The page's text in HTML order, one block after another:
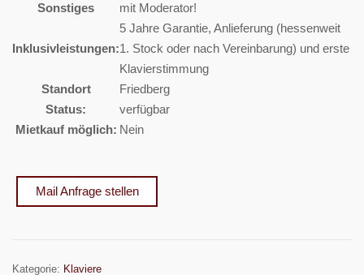
Sonstiges
mit Moderator!
Inklusivleistungen:
5 Jahre Garantie, Anlieferung (hessenweit
1. Stock oder nach Vereinbarung) und erste
Klavierstimmung
Standort
Friedberg
Status:
verfügbar
Mietkauf möglich: Nein
Mail Anfrage stellen
Kategorie: Klaviere